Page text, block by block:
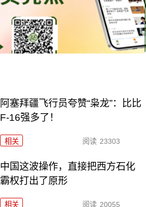
阿塞拜疆飞行员夸赞“枭龙”：比比
F-16强多了！
相关 阅读 23303
中国这波操作，直接把西方石化
霸权打出了原形
相关 阅读 20055